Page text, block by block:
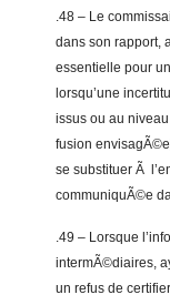
.48 – Le
dans son rapport,
essentielle pour
lorsqu’une
issus ou au
fusion
se substituer Ã
communiquÃ©e
.49 – Lorsque
intermÃ©diaires,
un refus de